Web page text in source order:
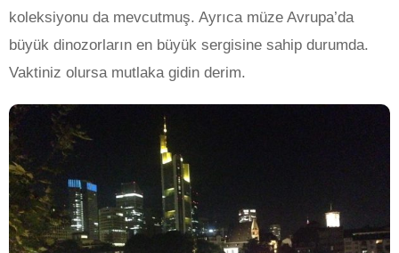
koleksiyonu da mevcutmuş. Ayrıca müze Avrupa’da
büyük dinozorların en büyük sergisine sahip durumda.
Vaktiniz olursa mutlaka gidin derim.